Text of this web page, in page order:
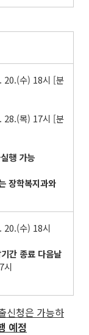
20.(수) 18시 [분
28.(목) 17시 [분
행 가능
장학복지과와
20.(수) 18시
간 종료 다음날
시
신청은 가능하
예정